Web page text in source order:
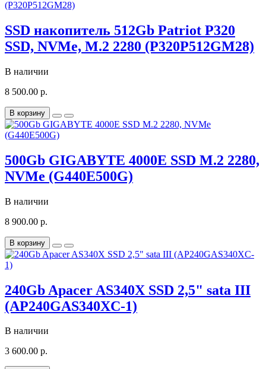
SSD накопитель 512Gb Patriot P320
SSD, NVMe, M.2 2280 (P320P512GM28)
В наличии
8 500.00 р.
В корзину
500Gb GIGABYTE 4000E SSD M.2 2280,
NVMe (G440E500G)
В наличии
8 900.00 р.
В корзину
240Gb Apacer AS340X SSD 2,5" sata III
(AP240GAS340XC-1)
В наличии
3 600.00 р.